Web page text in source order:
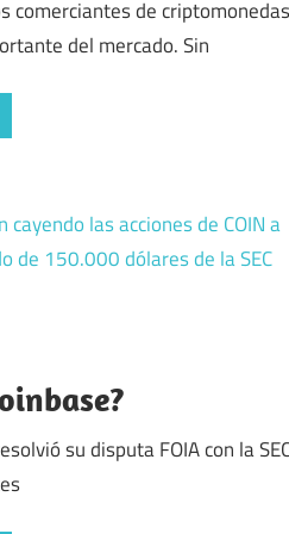
comerciantes de
del mercado. Sin
su disputa FOIA con la